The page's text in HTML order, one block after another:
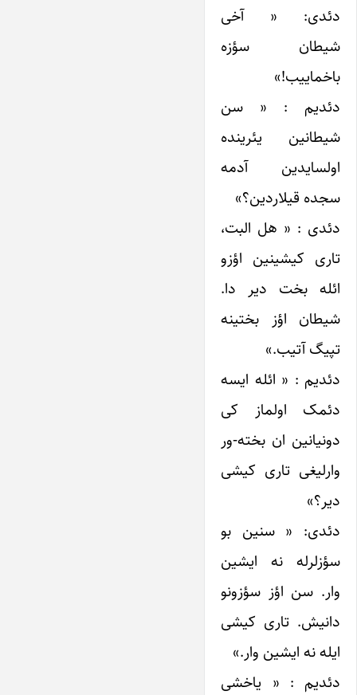
دئدی: « آخی
شیطان سؤزه
باخماییب!»
دئدیم : « سن
شیطانین یئرینده
اولسایدین آدمه
سجده قیلاردین؟»
دئدی : « هل البت،
تاری کیشینین اؤزو
ائله بخت دیر دا.
شیطان اؤز بختینه
تپیگ آتیب.»
دئدیم : « ائله ایسه
دئمک اولماز کی
دونیانین ان بخته-ور
وارلیغی تاری کیشی
دیر؟»
دئدی: « سنین بو
سؤزلرله نه ایشین
وار. سن اؤز سؤزونو
دانیش. تاری کیشی
ایله نه ایشین وار.»
دئدیم : « یاخشی